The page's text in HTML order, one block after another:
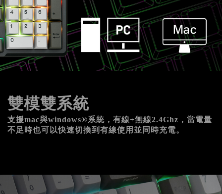
雙模雙系統
支援mac與windows®系統，有線+無線2.4Ghz，當電量
不足時也可以快速切換到有線使用並同時充電。